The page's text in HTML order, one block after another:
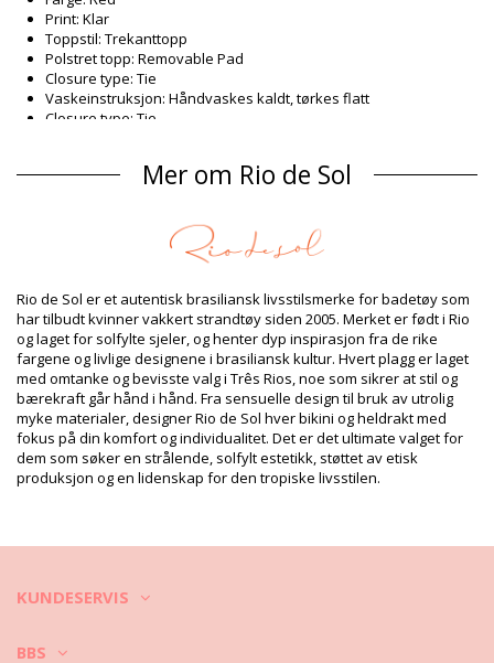
Print: Klar
Toppstil: Trekanttopp
Polstret topp: Removable Pad
Closure type: Tie
Vaskeinstruksjon: Håndvaskes kaldt, tørkes flatt
Closure type: Tie
Bikinioverdeler Red Rio de Sol SPRING
Sammensetning: 84% Biodegradable Nylon (AMNI SOUL ECO),
16% Spandex (LYCRA) - OEKO-TEX - Chlorine Resistant
Fôr: 84% Biodegradable Nylon (AMNI SOUL ECO), 16% Spandex
(LYCRA) - OEKO-TEX - Chlorine Resistant
UV Protection: UPF 50+
Produkt informasjon
Avdeling: Dame, Bikinioverdeler
Pakken inneholder: 1 x Bikinioverdeler (Annet tilbehør er ikke
inkludert)
HS CODE: 6112.41.0010
SKU: 1981125766
EAN: XS (7899810420978), S (7899810420459), M (7899810419934),
L (7899810420077), XL (7899810420084)
Retusjerte foto
Shimmer-Desejo Tri-Inv
Mer om Rio de Sol
Rio de Sol er et autentisk brasiliansk livsstilsmerke for badetøy som
har tilbudt kvinner vakkert strandtøy siden 2005. Merket er født i Rio
og laget for solfylte sjeler, og henter dyp inspirasjon fra de rike
fargene og livlige designene i brasiliansk kultur. Hvert plagg er laget
med omtanke og bevisste valg i Três Rios, noe som sikrer at stil og
bærekraft går hånd i hånd. Fra sensuelle design til bruk av utrolig
myke materialer, designer Rio de Sol hver bikini og heldrakt med
fokus på din komfort og individualitet. Det er det ultimate valget for
dem som søker en strålende, solfylt estetikk, støttet av etisk
produksjon og en lidenskap for den tropiske livsstilen.
KUNDESERVIS
BBS